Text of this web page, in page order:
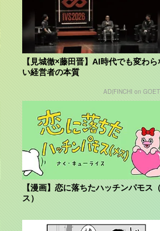
【見城徹×藤田晋】AI時代でも変わら
い経営者の本質
AD(FINCHI on
【漫画】恋に落ちたハッチンパモス
ス）